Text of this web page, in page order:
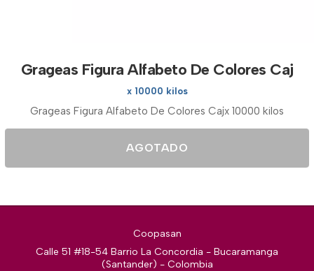
Grageas Figura Alfabeto De Colores Caj
x 10000 kilos
Grageas Figura Alfabeto De Colores Cajx 10000 kilos
AGOTADO
Coopasan
Calle 51 #18-54 Barrio La Concordia - Bucaramanga
(Santander) - Colombia